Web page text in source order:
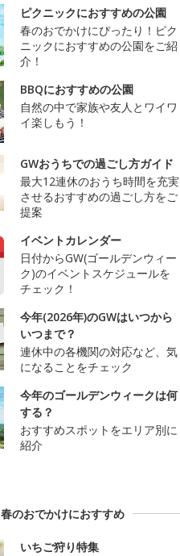
ピクニックにおすすめの公園
春のおでかけにぴったり！ピク
ニックにおすすめの公園をご紹
介！
BBQにおすすめの公園
自然の中で家族や友人とワイワ
イ楽しもう！
GWおうちでの過ごし方ガイド
最大12連休のおうち時間を充実
させるおすすめの過ごし方をご
提案
イベントカレンダー
日付からGW(ゴールデンウィー
ク)のイベントスケジュールを
チェック！
今年(2026年)のGWはいつから
いつまで？
連休中の各機関の対応など、気
になることをチェック
今年のゴールデンウィークは何
する？
おすすめスポットをエリア別に
紹介
春のおでかけにおすすめ
いちご狩り特集